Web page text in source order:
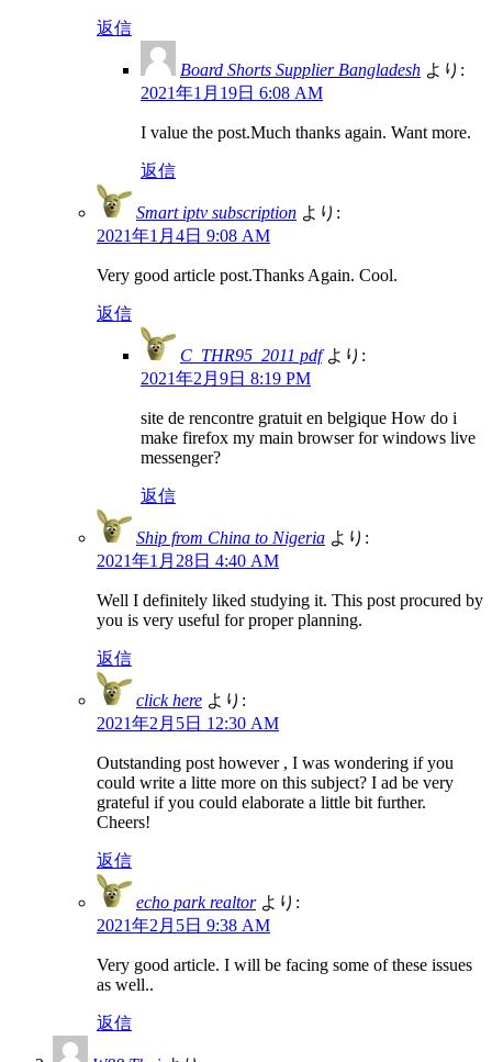
返信
Board Shorts Supplier Bangladesh より:
2021年1月19日 6:08 AM
I value the post.Much thanks again. Want more.
返信
Smart iptv subscription より:
2021年1月4日 9:08 AM
Very good article post.Thanks Again. Cool.
返信
C_THR95_2011 pdf より:
2021年2月9日 8:19 PM
site de rencontre gratuit en belgique How do i
make firefox my main browser for windows live
messenger?
返信
Ship from China to Nigeria より:
2021年1月28日 4:40 AM
Well I definitely liked studying it. This post procured by
you is very useful for proper planning.
返信
click here より:
2021年2月5日 12:30 AM
Outstanding post however , I was wondering if you
could write a litte more on this subject? I ad be very
grateful if you could elaborate a little bit further.
Cheers!
返信
echo park realtor より:
2021年2月5日 9:38 AM
Very good article. I will be facing some of these issues
as well..
返信